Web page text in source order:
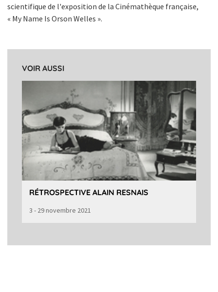
scientifique de l'exposition de la Cinémathèque française,
« My Name Is Orson Welles ».
VOIR AUSSI
RÉTROSPECTIVE ALAIN RESNAIS
3 - 29 novembre 2021